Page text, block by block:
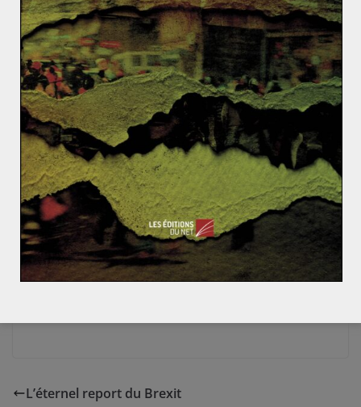
difficulté, sont les principaux points morts du régime
kirghize auquel Hassan Rohani prête main-forte.
Une relation relevant plus d’une aide humanitaire vis-à-vis
d’un pays en difficulté que d’un véritable partenariat
économique malgré l’avancée croissante de leurs échanges
bilatéraux estimés en octobre 2019 à plus de1,63 milliards
d’euros.Leurs échanges restent importants dans la mesure
où Téhéran considère peut être Bichkek comme un « avant-
poste de rechange » aux portes du monde chinois. Cela lui
serait bénéfique si ses relations avec Douchanbé venaient à
se détériorer une fois de plus. Et pour Bichkek cela peut
L’éternel report du Brexit